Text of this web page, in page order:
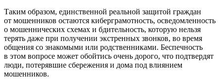
Таким образом, единственной реальной защитой граждан
от мошенников остаются киберграмотность, осведомленность
о мошеннических схемах и бдительность, которую нельзя
терять даже при получении экстренных звонков, во время
общения со знакомыми или родственниками. Беспечность
в этом вопросе может обойтись очень дорого, что подтвердят
люди, потерявшие сбережения и дома под влиянием
мошенников.